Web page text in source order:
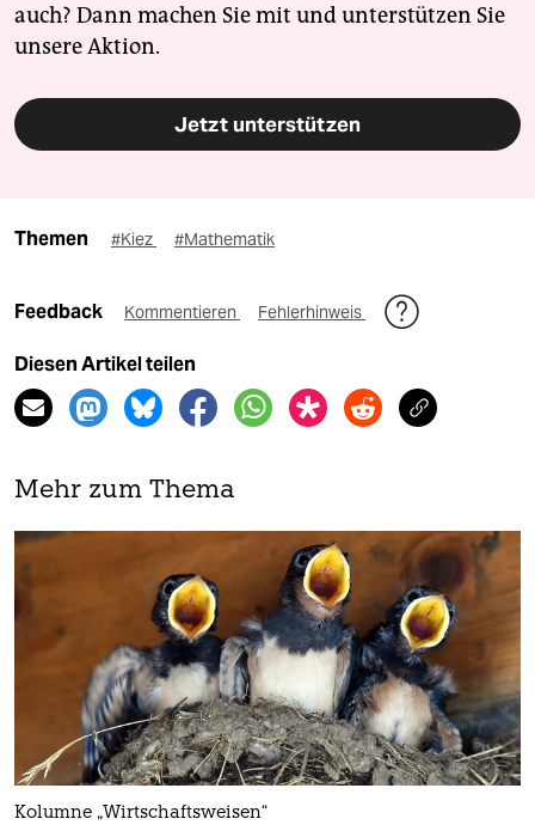
auch? Dann machen Sie mit und unterstützen Sie
unsere Aktion.
Jetzt unterstützen
Themen #Kiez #Mathematik
Feedback Kommentieren Fehlerhinweis
Diesen Artikel teilen
Mehr zum Thema
Kolumne „Wirtschaftsweisen“